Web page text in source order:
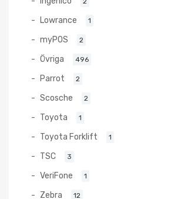
Lowrance 1
myPOS 2
Övriga 496
Parrot 2
Scosche 2
Toyota 1
Toyota Forklift 1
TSC 3
VeriFone 1
Zebra 12